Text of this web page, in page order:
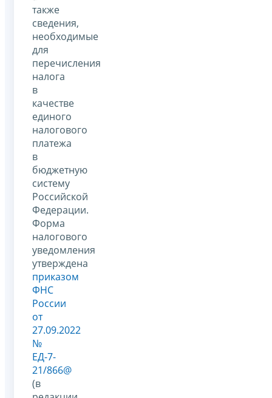
также
сведения,
необходимые
для
перечисления
налога
в
качестве
единого
налогового
платежа
в
бюджетную
систему
Российской
Федерации.
Форма
налогового
уведомления
утверждена
приказом
ФНС
России
от
27.09.2022
№
ЕД-7-
21/866@
(в